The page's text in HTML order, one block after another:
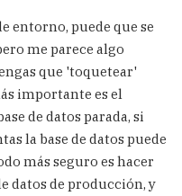
entorno, puede que se
me parece algo
que 'toquetear'
importante es el
de datos parada, si
la base de datos puede
más seguro es hacer
datos de producción, y